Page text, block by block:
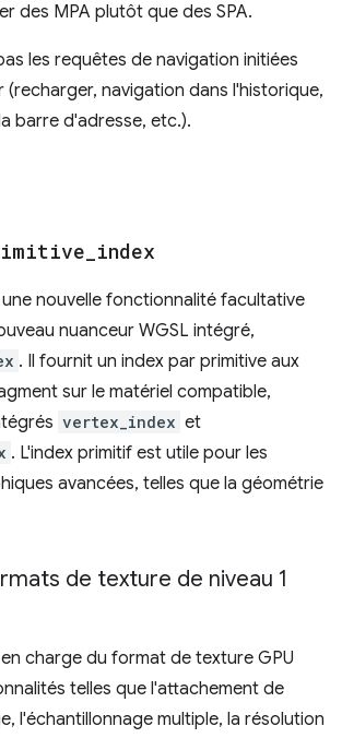
des MPA plutôt que des SPA.
les requêtes de navigation initiées
(recharger, navigation dans l'historique,
barre d'adresse, etc.).
index
nouvelle fonctionnalité facultative
nuanceur WGSL intégré,
. Il fournit un index par primitive aux
sur le matériel compatible,
vertex_index et
. L'index primitif est utile pour les
avancées, telles que la géométrie
de texture de niveau 1
charge du format de texture GPU
telles que l'attachement de
l'échantillonnage multiple, la résolution